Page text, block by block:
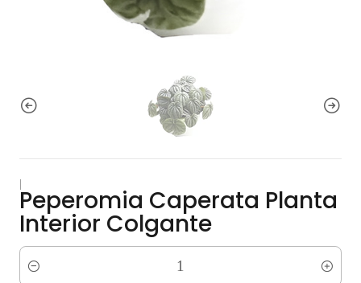
Peperomia Caperata Planta
Interior Colgante
Cantidad